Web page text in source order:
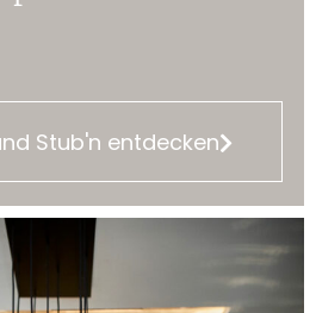
Stub'n entdecken